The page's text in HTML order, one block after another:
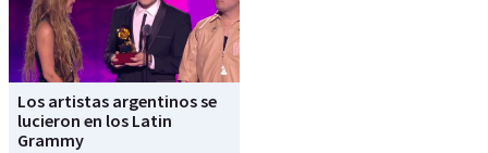
Los artistas argentinos se
lucieron en los Latin
Grammy